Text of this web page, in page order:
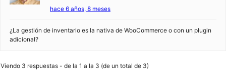
hace 6 años, 8 meses
¿La gestión de inventario es la nativa de WooCommerce o con un plugin
adicional?
Viendo 3 respuestas - de la 1 a la 3 (de un total de 3)